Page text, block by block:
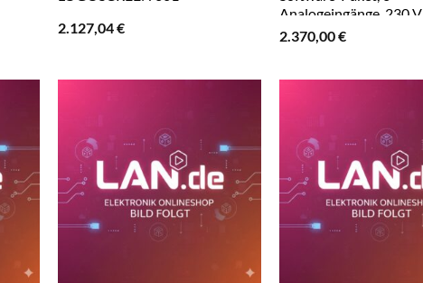
2.127,04€
Analogeingänge, 230 V
2.370,00€